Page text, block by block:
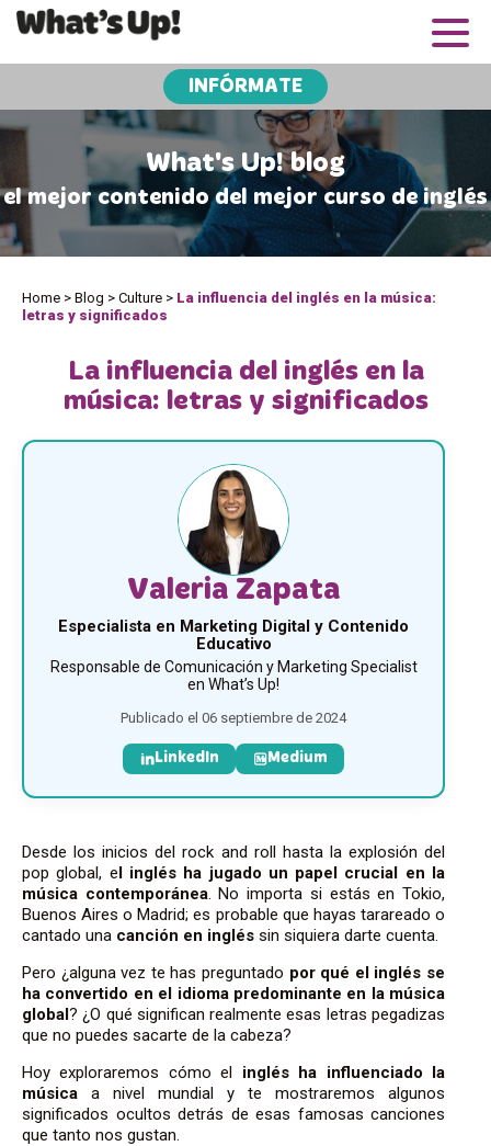
INFÓRMATE
What's Up! blog
el mejor contenido del mejor curso de inglés
Home > Blog > Culture > La influencia del inglés en la música:
letras y significados
La influencia del inglés en la
música: letras y significados
Valeria Zapata
Especialista en Marketing Digital y Contenido
Educativo
Responsable de Comunicación y Marketing Specialist
en What’s Up!
Publicado el 06 septiembre de 2024
LinkedIn Medium
Desde los inicios del rock and roll hasta la explosión del
pop global, el inglés ha jugado un papel crucial en la
música contemporánea. No importa si estás en Tokio,
Buenos Aires o Madrid; es probable que hayas tarareado o
cantado una canción en inglés sin siquiera darte cuenta.
Pero ¿alguna vez te has preguntado por qué el inglés se
ha convertido en el idioma predominante en la música
global? ¿O qué significan realmente esas letras pegadizas
que no puedes sacarte de la cabeza?
Hoy exploraremos cómo el inglés ha influenciado la
música a nivel mundial y te mostraremos algunos
significados ocultos detrás de esas famosas canciones
que tanto nos gustan.